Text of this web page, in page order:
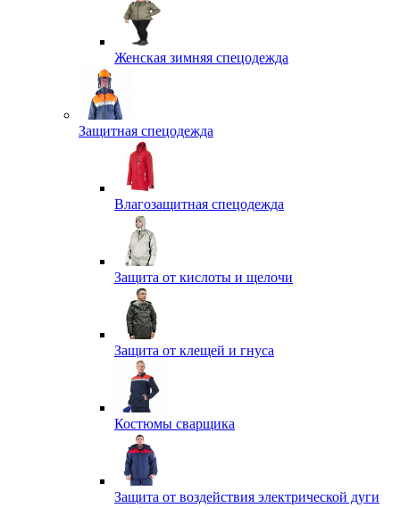
Женская зимняя спецодежда
Защитная спецодежда
Влагозащитная спецодежда
Защита от кислоты и щелочи
Защита от клещей и гнуса
Костюмы сварщика
Защита от воздействия электрической дуги